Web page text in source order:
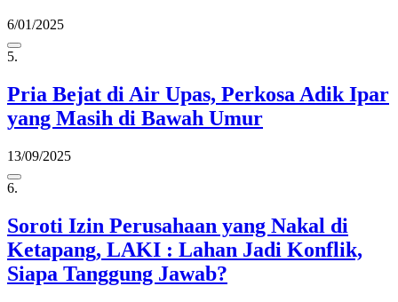
6/01/2025
5.
Pria Bejat di Air Upas, Perkosa Adik Ipar
yang Masih di Bawah Umur
13/09/2025
6.
Soroti Izin Perusahaan yang Nakal di
Ketapang, LAKI : Lahan Jadi Konflik,
Siapa Tanggung Jawab?